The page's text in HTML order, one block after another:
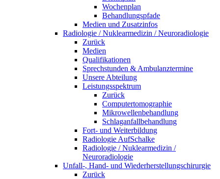
Wochenplan
Behandlungspfade
Medien und Zusatzinfos
Radiologie / Nuklearmedizin / Neuroradiologie
Zurück
Medien
Qualifikationen
Sprechstunden & Ambulanztermine
Unsere Abteilung
Leistungsspektrum
Zurück
Computertomographie
Mikrowellenbehandlung
Schlaganfallbehandlung
Fort- und Weiterbildung
Radiologie AufSchalke
Radiologie / Nuklearmedizin /
Neuroradiologie
Unfall-, Hand- und Wiederherstellungschirurgie
Zurück